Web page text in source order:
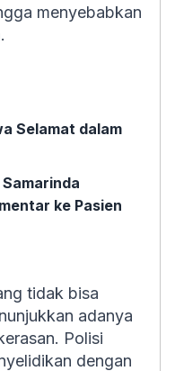
menyebabkan
Selamat dalam
Samarinda
ke Pasien
tidak bisa
adanya
Polisi
dengan